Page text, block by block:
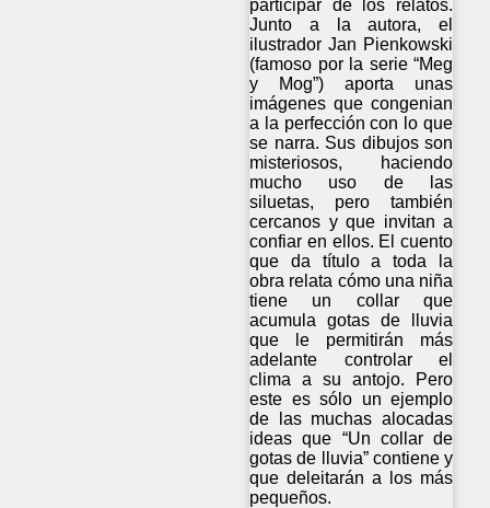
participar de los relatos.
Junto a la autora, el
ilustrador Jan Pienkowski
(famoso por la serie “Meg
y Mog”) aporta unas
imágenes que congenian
a la perfección con lo que
se narra. Sus dibujos son
misteriosos, haciendo
mucho uso de las
siluetas, pero también
cercanos y que invitan a
confiar en ellos. El cuento
que da título a toda la
obra relata cómo una niña
tiene un collar que
acumula gotas de lluvia
que le permitirán más
adelante controlar el
clima a su antojo. Pero
este es sólo un ejemplo
de las muchas alocadas
ideas que “Un collar de
gotas de lluvia” contiene y
que deleitarán a los más
pequeños.